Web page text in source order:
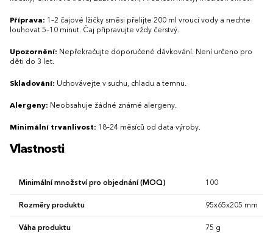
Příprava: 1–2 čajové lžičky směsi přelijte 200 ml vroucí vody a nechte
louhovat 5–10 minut. Čaj připravujte vždy čerstvý.
Upozornění: Nepřekračujte doporučené dávkování. Není určeno pro
děti do 3 let.
Skladování: Uchovávejte v suchu, chladu a temnu.
Alergeny: Neobsahuje žádné známé alergeny.
Minimální trvanlivost: 18–24 měsíců od data výroby.
Vlastnosti
Minimální množství pro objednání (MOQ) 100
Rozměry produktu 95x65x205 mm
Váha produktu 75 g